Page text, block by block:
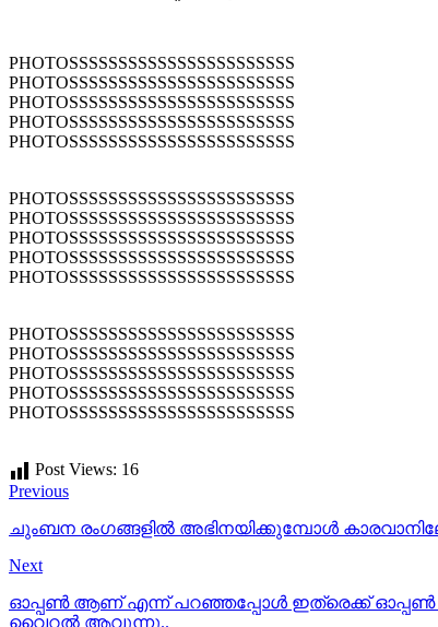
PHOTOSSSSSSSSSSSSSSSSSSSSSSS
PHOTOSSSSSSSSSSSSSSSSSSSSSSS
PHOTOSSSSSSSSSSSSSSSSSSSSSSS
PHOTOSSSSSSSSSSSSSSSSSSSSSSS
PHOTOSSSSSSSSSSSSSSSSSSSSSSS
PHOTOSSSSSSSSSSSSSSSSSSSSSSS
PHOTOSSSSSSSSSSSSSSSSSSSSSSS
PHOTOSSSSSSSSSSSSSSSSSSSSSSS
PHOTOSSSSSSSSSSSSSSSSSSSSSSS
PHOTOSSSSSSSSSSSSSSSSSSSSSSS
PHOTOSSSSSSSSSSSSSSSSSSSSSSS
PHOTOSSSSSSSSSSSSSSSSSSSSSSS
PHOTOSSSSSSSSSSSSSSSSSSSSSSS
PHOTOSSSSSSSSSSSSSSSSSSSSSSS
PHOTOSSSSSSSSSSSSSSSSSSSSSSS
Post Views: 16
Previous
ചുംബന രംഗങ്ങളിൽ അഭിനയിക്കുമ്പോൾ
Next
ഓപ്പണ്‍ ആണ് എന്ന് പറഞ്ഞപ്പോള്‍ ഇത്രെക്ക് ഓപ്പണ്‍
വൈറല്‍ ആവുന്നു..